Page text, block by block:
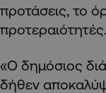
προτάσεις, το
προτεραιότητές.
«Ο δημόσιος
δήθεν